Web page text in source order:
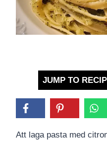
JUMP TO
Att laga pasta med